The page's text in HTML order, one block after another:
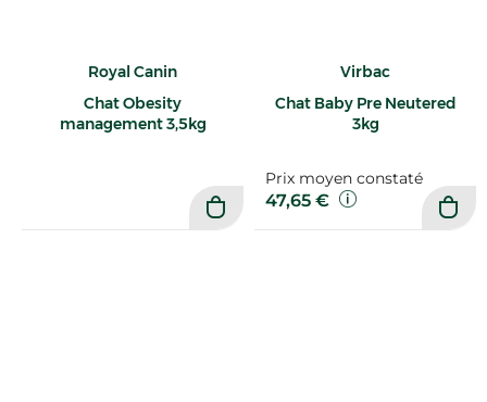
Royal Canin
Chat Obesity
management 3,5kg
Virbac
Chat Baby Pre Neutered
3kg
Prix moyen constaté
47,65 €